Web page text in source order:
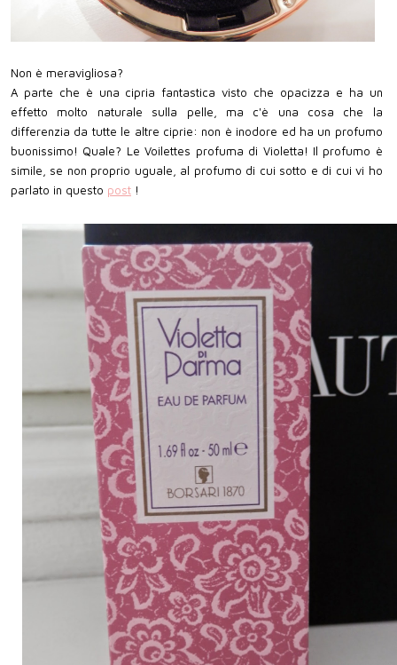
Non è meravigliosa?
A parte che è una cipria fantastica visto che opacizza e ha un
effetto molto naturale sulla pelle, ma c'è una cosa che la
differenzia da tutte le altre ciprie: non è inodore ed ha un profumo
buonissimo! Quale? Le Voilettes profuma di Violetta! Il profumo è
simile, se non proprio uguale, al profumo di cui sotto e di cui vi ho
parlato in questo post !